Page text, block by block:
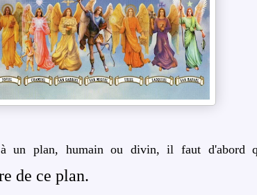
à un plan, humain ou divin, il faut d'abord
de ce plan.